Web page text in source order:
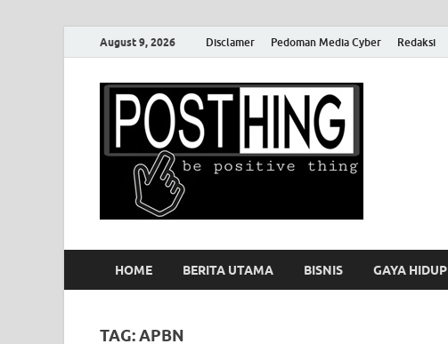
August 9, 2026 Disclamer Pedoman Media Cyber Redaksi
HOME BERITA UTAMA BISNIS GAYA HIDUP
TAG:APBN